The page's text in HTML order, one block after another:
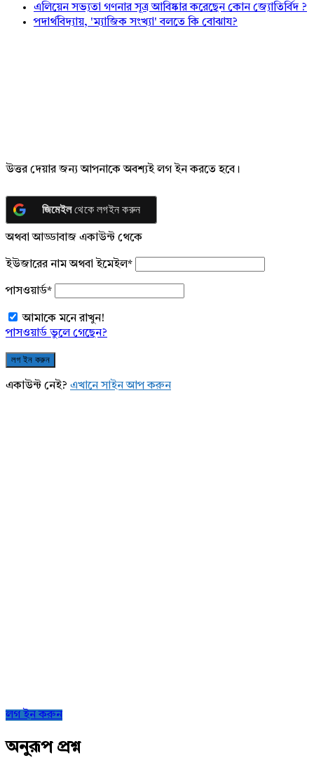
এলিয়েন সভ্যতা গণনার সূত্র আবিষ্কার করেছেন কোন জ্যোতির্বিদ ?
পদার্থবিদ্যায়, 'ম্যাজিক সংখ্যা' বলতে কি বোঝায?
উত্তর দেয়ার জন্য আপনাকে অবশ্যই লগ ইন করতে হবে।
জিমেইলথেকে লগইন করুন
অথবা আড্ডাবাজ একাউন্ট থেকে
ইউজারের নাম অথবা ইমেইল*
পাসওয়ার্ড*
আমাকে মনে রাখুন!
পাসওয়ার্ড ভুলে গেছেন?
একাউন্ট নেই? এখানে সাইন আপ করুন
Sidebar
লগ ইন করুন
অনুরূপ প্রশ্ন